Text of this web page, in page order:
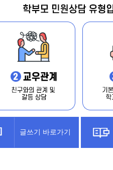
글쓰기 바로가기